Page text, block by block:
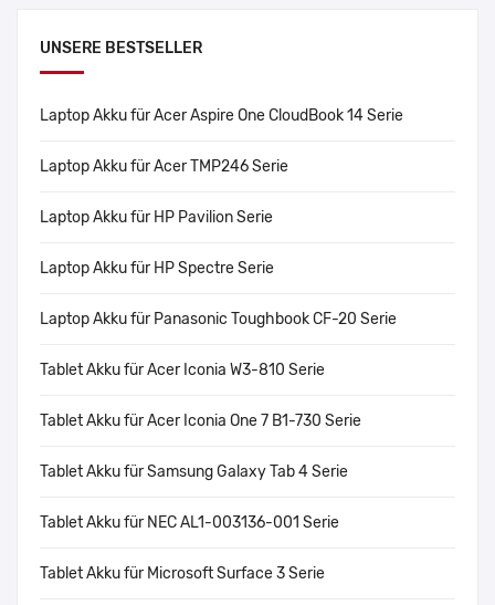
UNSERE BESTSELLER
Laptop Akku für Acer Aspire One CloudBook 14 Serie
Laptop Akku für Acer TMP246 Serie
Laptop Akku für HP Pavilion Serie
Laptop Akku für HP Spectre Serie
Laptop Akku für Panasonic Toughbook CF-20 Serie
Tablet Akku für Acer Iconia W3-810 Serie
Tablet Akku für Acer Iconia One 7 B1-730 Serie
Tablet Akku für Samsung Galaxy Tab 4 Serie
Tablet Akku für NEC AL1-003136-001 Serie
Tablet Akku für Microsoft Surface 3 Serie